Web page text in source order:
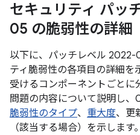
セキュリティ パッ
05 の脆弱性の詳細
以下に、パッチレベル
ティ脆弱性の各項目の詳細を
受けるコンポーネントごとに
問題の内容について説明し、
脆弱性のタイプ、 重大度、更
（該当する場合）を示しま